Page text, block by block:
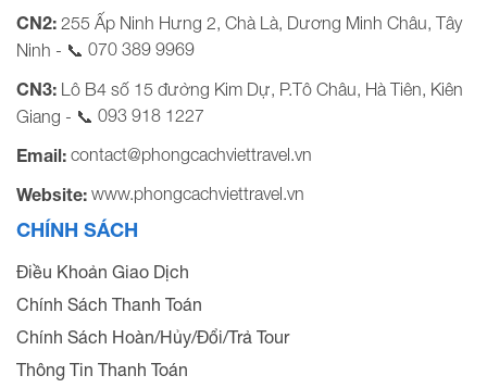
CN2: 255 Ấp Ninh Hưng 2, Chà Là, Dương Minh Châu, Tây
Ninh - 📞 070 389 9969
CN3: Lô B4 số 15 đường Kim Dự, P.Tô Châu, Hà Tiên, Kiên
Giang - 📞 093 918 1227
Email: contact@phongcachviettravel.vn
Website: www.phongcachviettravel.vn
CHÍNH SÁCH
Điều Khoản Giao Dịch
Chính Sách Thanh Toán
Chính Sách Hoàn/Hủy/Đổi/Trả Tour
Thông Tin Thanh Toán